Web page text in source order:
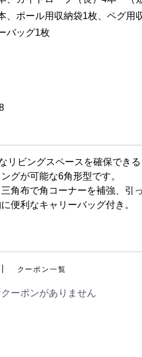
、ポール用収納袋1枚、ペグ用
バッグ1枚
リビングスペースを確保できる
グが可能な6角形型です。
角布で角コーナーを補強、引
便利なキャリーバッグ付き。
クーポン一覧
ーポンがありません